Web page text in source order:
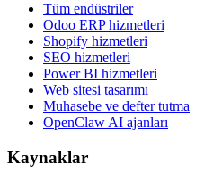
Tüm endüstriler
Odoo ERP hizmetleri
Shopify hizmetleri
SEO hizmetleri
Power BI hizmetleri
Web sitesi tasarımı
Muhasebe ve defter tutma
OpenClaw AI ajanları
Kaynaklar